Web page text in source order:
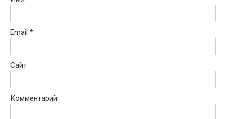
Email *
Сайт
Комментарий